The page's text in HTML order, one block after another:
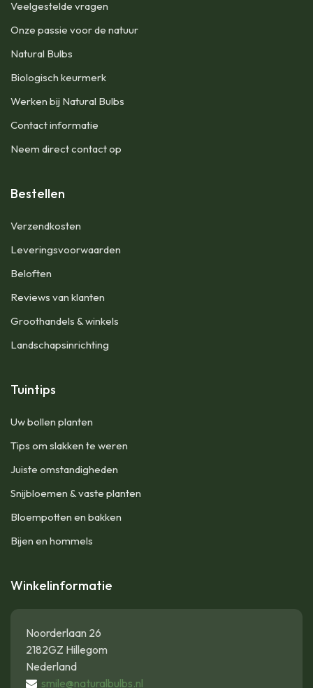
Veelgestelde vragen
Onze passie voor de natuur
Natural Bulbs
Biologisch keurmerk
Werken bij Natural Bulbs
Contact informatie
Neem direct contact op
Bestellen
Verzendkosten
Leveringsvoorwaarden
Beloften
Reviews van klanten
Groothandels & winkels
Landschapsinrichting
Tuintips
Uw bollen planten
Tips om slakken te weren
Juiste omstandigheden
Snijbloemen & vaste planten
Bloempotten en bakken
Bijen en hommels
Winkelinformatie
Noorderlaan 26
2182GZ Hillegom
Nederland
smile@naturalbulbs.nl